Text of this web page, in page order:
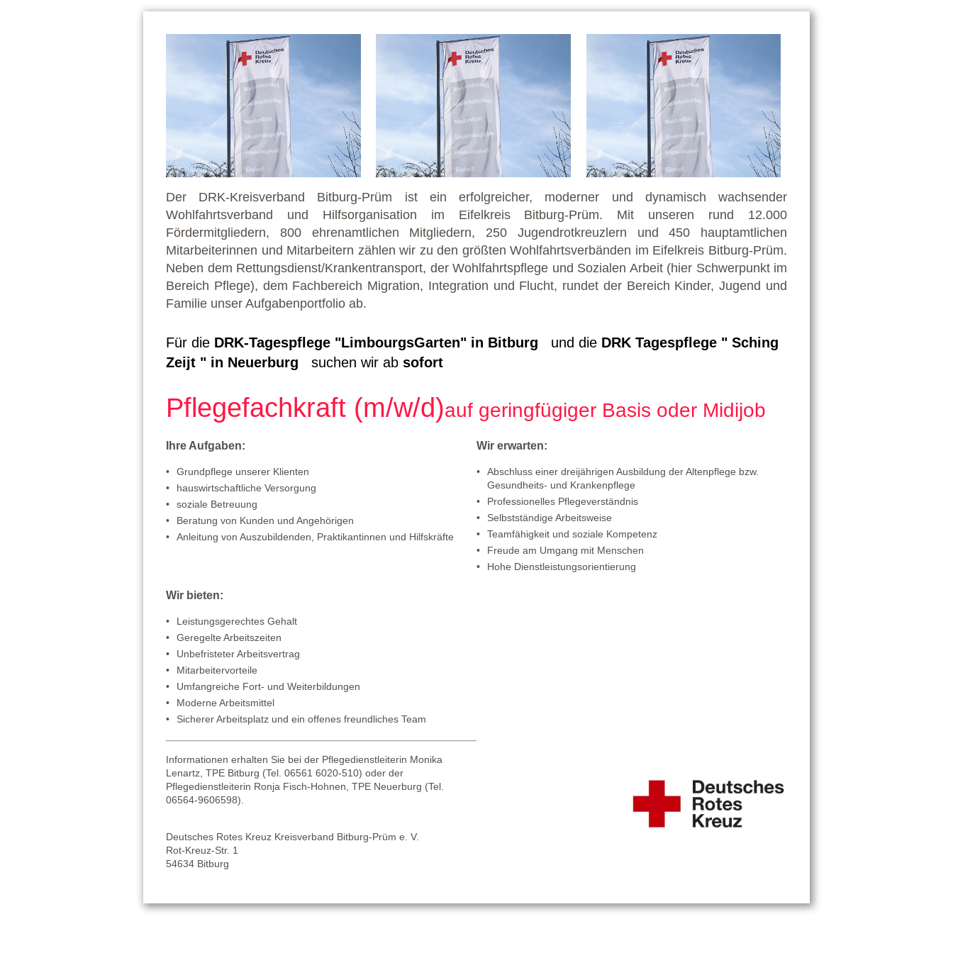
Der DRK-Kreisverband Bitburg-Prüm ist ein erfolgreicher, moderner und dynamisch wachsender
Wohlfahrtsverband und Hilfsorganisation im Eifelkreis Bitburg-Prüm. Mit unseren rund 12.000
Fördermitgliedern, 800 ehrenamtlichen Mitgliedern, 250 Jugendrotkreuzlern und 450 hauptamtlichen
Mitarbeiterinnen und Mitarbeitern zählen wir zu den größten Wohlfahrtsverbänden im Eifelkreis Bitburg-Prüm.
Neben dem Rettungsdienst/Krankentransport, der Wohlfahrtspflege und Sozialen Arbeit (hier Schwerpunkt im
Bereich Pflege), dem Fachbereich Migration, Integration und Flucht, rundet der Bereich Kinder, Jugend und
Familie unser Aufgabenportfolio ab.
Für die DRK-Tagespflege "LimbourgsGarten" in Bitburg und die DRK Tagespflege " Sching
Zeijt " in Neuerburg
suchen wir ab sofort
Pflegefachkraft (m/w/d)auf geringfügiger Basis oder Midijob
Ihre Aufgaben:
Grundpflege unserer Klienten
hauswirtschaftliche Versorgung
soziale Betreuung
Beratung von Kunden und Angehörigen
Anleitung von Auszubildenden, Praktikantinnen und Hilfskräfte
Wir erwarten:
Abschluss einer dreijährigen Ausbildung der Altenpflege bzw.
Gesundheits- und Krankenpflege
Professionelles Pflegeverständnis
Selbstständige Arbeitsweise
Teamfähigkeit und soziale Kompetenz
Freude am Umgang mit Menschen
Hohe Dienstleistungsorientierung
Wir bieten:
Leistungsgerechtes Gehalt
Geregelte Arbeitszeiten
Unbefristeter Arbeitsvertrag
Mitarbeitervorteile
Umfangreiche Fort- und Weiterbildungen
Moderne Arbeitsmittel
Sicherer Arbeitsplatz und ein offenes freundliches Team
Informationen erhalten Sie bei der Pflegedienstleiterin Monika
Lenartz, TPE Bitburg (Tel. 06561 6020-510) oder der
Pflegedienstleiterin Ronja Fisch-Hohnen, TPE Neuerburg (Tel.
06564-9606598).
Deutsches Rotes Kreuz Kreisverband Bitburg-Prüm e. V.
Rot-Kreuz-Str. 1
54634 Bitburg